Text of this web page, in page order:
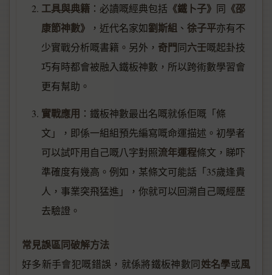
工具與典籍 ：必讀嘅經典包括 《鐵卜子》 同 《邵
康節神數》
，近代名家如劉斯組 、 徐子平亦有不
少實戰分析嘅書籍。另外， 奇門同六壬嘅起卦技
巧有時都會被融入鐵板神數，所以跨術數學習會
更有幫助。
實戰應用 ：鐵板神數最出名嘅就係佢嘅「條
文」，即係一組組預先編寫嘅命運描述。初學者
可以試吓用自己嘅八字對照流年運程條文，睇吓
準確度有幾高。例如，某條文可能話「35歲逢貴
人，事業突飛猛進」，你就可以回溯自己嘅經歷
去驗證。
常見誤區同破解方法
好多新手會犯嘅錯誤，就係將鐵板神數同姓名學或風